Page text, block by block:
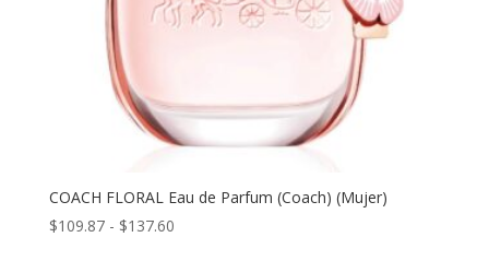
COACH FLORAL Eau de Parfum (Coach) (Mujer)
$109.87 - $137.60Rango